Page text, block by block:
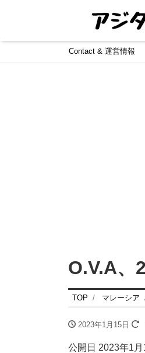
Contact & 運営情報
O.V.A、
TOP マレーシア
2023年1月15日
公開日 2023年1